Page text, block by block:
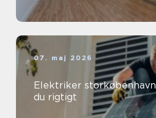
07. maj 2026
Elektriker storkøbenhavn sådan vælger
du rigtigt